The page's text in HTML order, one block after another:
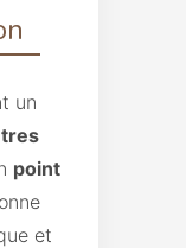
un
point
et